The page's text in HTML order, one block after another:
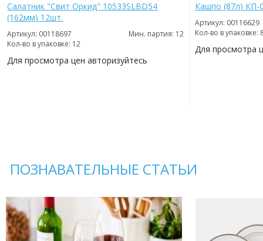
Салатник "Свит Оркид" 10533SLBD54
(162мм) 12шт.
Артикул: 00118697
Мин. партия: 12
Кол-во в упаковке: 12
Для просмотра цен авторизуйтесь
Кашпо (87л) КП-
Артикул: 00116629
Кол-во в упаковке:
Для просмотра
ПОЗНАВАТЕЛЬНЫЕ СТАТЬИ